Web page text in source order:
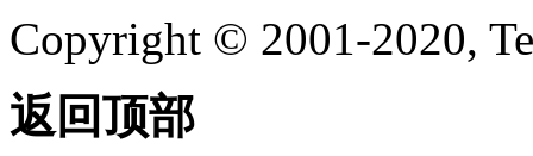
Copyright © 2001-2020,
返回顶部